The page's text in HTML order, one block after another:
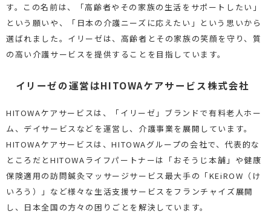
す。この名前は、「高齢者やその家族の生活をサポートしたい」
という願いや、「日本の介護ニーズに応えたい」という思いから
選ばれました。イリーゼは、高齢者とその家族の笑顔を守り、質
の高い介護サービスを提供することを目指しています。
イリーゼの運営はHITOWAケアサービス株式会社
HITOWAケアサービスは、「イリーゼ」ブランドで有料老人ホー
ム、デイサービスなどを運営し、介護事業を展開しています。
HITOWAケアサービスは、HITOWAグループの会社で、代表的な
ところだとHITOWAライフパートナーは「おそうじ本舗」や健康
保険適用の訪問鍼灸マッサージサービス最大手の「KEiROW（け
いろう）」など様々な生活支援サービスをフランチャイズ展開
し、日本全国の方々の困りごとを解決しています。